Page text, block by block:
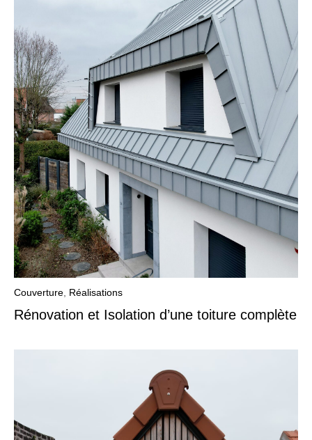
Couverture, Réalisations
Rénovation et Isolation d’une toiture complète